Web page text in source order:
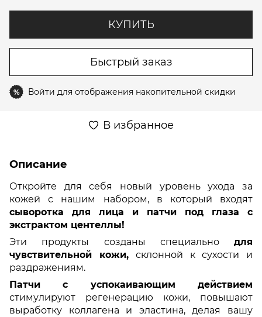
КУПИТЬ
Быстрый заказ
% Войти для отображения накопительной скидки
В избранное
Описание
Откройте для себя новый уровень ухода за
кожей с нашим набором, в который входят
сыворотка для лица и патчи под глаза с
экстрактом центеллы!
Эти продукты созданы специально для
чувствительной кожи,склонной к сухости и
раздражениям.
Патчи с успокаивающим действием
стимулируют регенерацию кожи, повышают
выработку коллагена и эластина, делая вашу